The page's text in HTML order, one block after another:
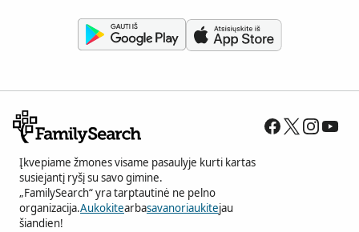
Įkvepiame žmones visame pasaulyje kurti kartas
susiejantį ryšį su savo gimine.
„FamilySearch“ yra tarptautinė ne pelno
organizacija.Aukokitearbasavanoriaukitejau
šiandien!